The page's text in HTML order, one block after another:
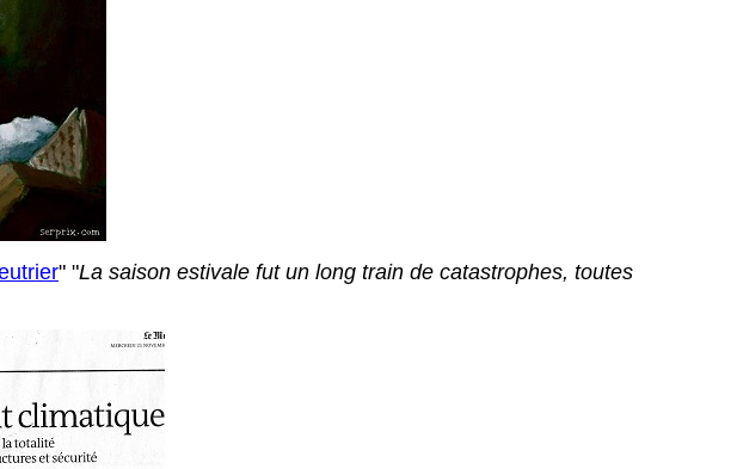
" "La saison estivale fut un long train de catastrophes, toutes